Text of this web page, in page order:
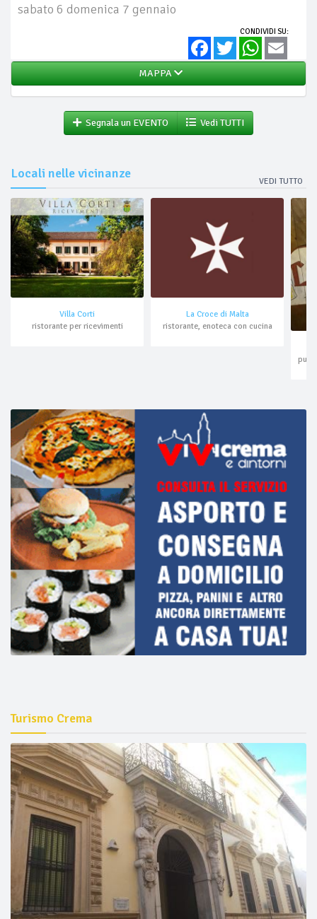
sabato 6 domenica 7 gennaio
CONDIVIDI SU:
FacebookTwitter WhatsApp
MAPPA
Segnala un EVENTO Vedi TUTTI
Locali nelle vicinanze
VEDI TUTTO
Villa Corti
ristorante per ricevimenti
La Croce di Malta
ristorante, enoteca con cucina
Turismo Crema